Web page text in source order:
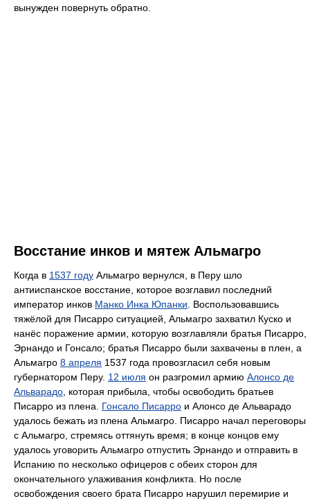
вынужден повернуть обратно.
Восстание инков и мятеж Альмагро
Когда в 1537 году Альмагро вернулся, в Перу шло
антииспанское восстание, которое возглавил последний
император инков Манко Инка Юпанки . Воспользовавшись
тяжёлой для Писарро ситуацией, Альмагро захватил Куско и
нанёс поражение армии, которую возглавляли братья Писарро,
Эрнандо и Гонсало; братья Писарро были захвачены в плен, а
Альмагро 8 апреля 1537 года провозгласил себя новым
губернатором Перу. 12 июля он разгромил армию Алонсо де
Альварадо , которая прибыла, чтобы освободить братьев
Писарро из плена. Гонсало Писарро и Алонсо де Альварадо
удалось бежать из плена Альмагро. Писарро начал переговоры
с Альмагро, стремясь оттянуть время; в конце концов ему
удалось уговорить Альмагро отпустить Эрнандо и отправить в
Испанию по несколько офицеров с обеих сторон для
окончательного улаживания конфликта. Но после
освобождения своего брата Писарро нарушил перемирие и